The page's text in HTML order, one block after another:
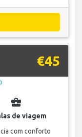
€45
business_center
de viagem
com conforto